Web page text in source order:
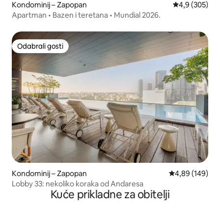
Kondominij – Zapopan Prosječna
4,9 (305)
Apartman • Bazen i teretana • Mundial 2026.
Odabrali gosti
Odabrali gosti
Kondominij – Zapopan Prosječna
4,89 (149)
Lobby 33: nekoliko koraka od Andaresa
Kuće prikladne za obitelji